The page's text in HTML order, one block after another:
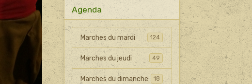
Agenda
Marches du mardi 124
Marches du jeudi 49
Marches du dimanche 18